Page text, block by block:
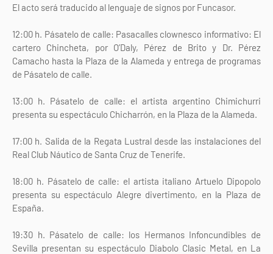
El acto será traducido al lenguaje de signos por Funcasor.
12:00 h. Pásatelo de calle: Pasacalles clownesco informativo: El
cartero Chincheta, por O’Daly, Pérez de Brito y Dr. Pérez
Camacho hasta la Plaza de la Alameda y entrega de programas
de Pásatelo de calle.
13:00 h. Pásatelo de calle: el artista argentino Chimichurri
presenta su espectáculo Chicharrón, en la Plaza de la Alameda.
17:00 h. Salida de la Regata Lustral desde las instalaciones del
Real Club Náutico de Santa Cruz de Tenerife.
18:00 h. Pásatelo de calle: el artista italiano Artuelo Dipopolo
presenta su espectáculo Alegre divertimento, en la Plaza de
España.
19:30 h. Pásatelo de calle: los Hermanos Infoncundibles de
Sevilla presentan su espectáculo Diabolo Clasic Metal, en La